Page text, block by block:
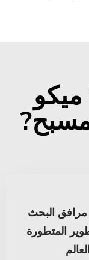
Why choose ميكو
مرافق البحث
المتطورة